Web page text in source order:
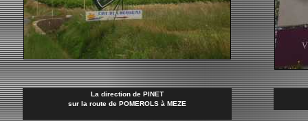
La direction de PINET
sur la route de POMEROLS à MEZE